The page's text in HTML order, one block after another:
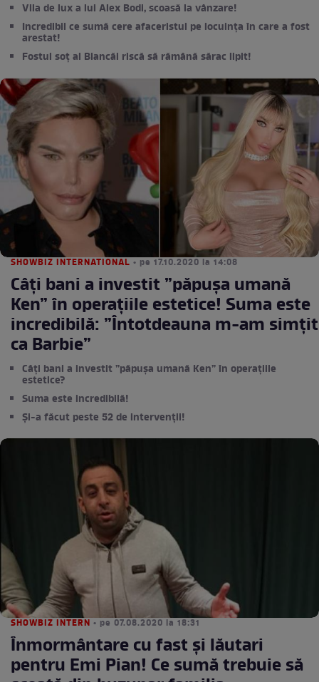
Vila de lux a lui Alex Bodi, scoasă la vânzare!
Incredibil ce sumă cere afaceristul pe locuința în care a fost
arestat!
Fostul soț al Biancăi riscă să rămână sărac lipit!
SHOWBIZ INTERNATIONAL • pe 17.10.2020 la 14:08
Câți bani a investit ”păpușa umană
Ken” în operațiile estetice! Suma este
incredibilă: ”Întotdeauna m-am simţit
ca Barbie”
Câți bani a investit ”păpușa umană Ken” în operațiile
estetice?
Suma este incredibilă!
Și-a făcut peste 52 de intervenții!
SHOWBIZ INTERN • pe 07.08.2020 la 18:31
Înmormântare cu fast și lăutari
pentru Emi Pian! Ce sumă trebuie să